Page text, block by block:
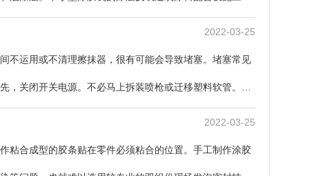
2022-03-25
不运用或不清理擦抹器，很有可能会导致堵塞。堵塞常见
关闭开关电源。不必马上拆装喷枪或迁移塑料软管。不
2022-03-25
粘合成型的胶条贴在零件必须粘合的位置。手工制作涂胶